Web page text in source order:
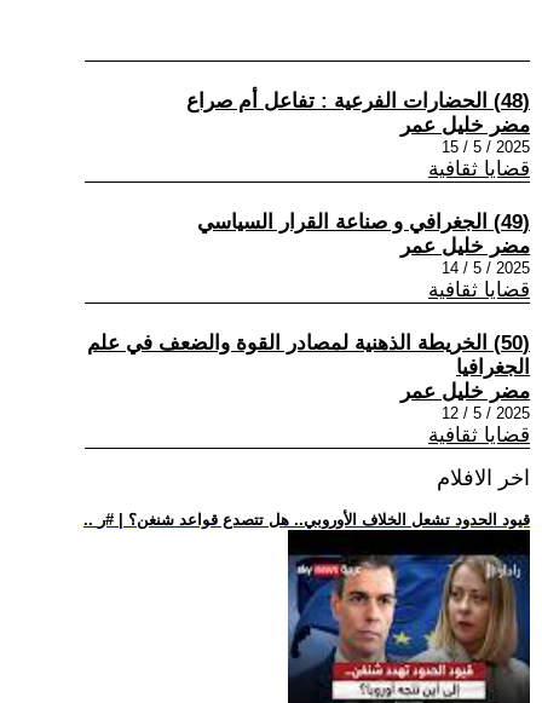
(48) الحضارات الفرعیة : تفاعل أم صراع
مضر خليل عمر
2025 / 5 / 15
قضايا ثقافية
(49) الجغرافي و صناعة القرار السياسي
مضر خليل عمر
2025 / 5 / 14
قضايا ثقافية
(50) الخريطة الذهنية لمصادر القوة والضعف في علم
الجغرافيا
مضر خليل عمر
2025 / 5 / 12
قضايا ثقافية
اخر الافلام
.. قيود الحدود تشعل الخلاف الأوروبي.. هل تتصدع قواعد شنغن؟ | #ر